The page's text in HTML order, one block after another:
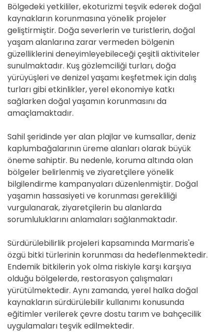
Bölgedeki yetkililer, ekoturizmi teşvik ederek doğal
kaynakların korunmasına yönelik projeler
geliştirmiştir. Doğa severlerin ve turistlerin, doğal
yaşam alanlarına zarar vermeden bölgenin
güzelliklerini deneyimleyebileceği çeşitli aktiviteler
sunulmaktadır. Kuş gözlemciliği turları, doğa
yürüyüşleri ve denizel yaşamı keşfetmek için dalış
turları gibi etkinlikler, yerel ekonomiye katkı
sağlarken doğal yaşamın korunmasını da
amaçlamaktadır.
Sahil şeridinde yer alan plajlar ve kumsallar, deniz
kaplumbağalarının üreme alanları olarak büyük
öneme sahiptir. Bu nedenle, koruma altında olan
bölgeler belirlenmiş ve ziyaretçilere yönelik
bilgilendirme kampanyaları düzenlenmiştir. Doğal
yaşamın hassasiyeti ve korunması gerekliliği
vurgulanarak, ziyaretçilerin bu alanlarda
sorumluluklarını anlamaları sağlanmaktadır.
Sürdürülebilirlik projeleri kapsamında Marmaris'e
özgü bitki türlerinin korunması da hedeflenmektedir.
Endemik bitkilerin yok olma riskiyle karşı karşıya
olduğu bölgelerde, restorasyon çalışmaları
yürütülmektedir. Aynı zamanda, yerel halka doğal
kaynakların sürdürülebilir kullanımı konusunda
eğitimler verilerek çevre dostu tarım ve bahçecilik
uygulamaları teşvik edilmektedir.